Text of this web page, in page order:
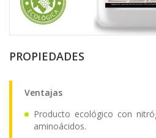
PROPIEDADES
Ventajas
Producto ecológico con
aminoácidos.